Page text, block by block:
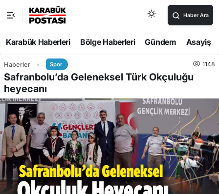
Haber Ara
Karabük Haberleri Bölge Haberleri Gündem Asayiş
Haberler Spor 1148
Safranbolu’da Geleneksel Türk Okçuluğu
heyecanı